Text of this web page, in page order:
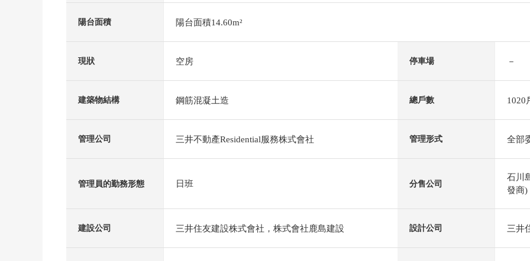
陽台面積 陽台面積14.60m²
現狀 空房 停車場 －
建築物結構 鋼筋混凝土造 總戶數 1020
管理公司 三井不動產Residential服務株式會社 管理形式 全部
管理員的勤務形態 日班 分售公司
石川
發商)
建設公司 三井住友建設株式會社，株式會社鹿島建設 設計公司 三井